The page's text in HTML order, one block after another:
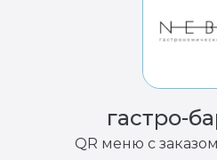
гастро-
QR меню с